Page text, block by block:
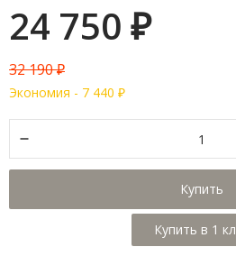
24 750 ₽
32 190₽
Экономия - 7 440 ₽
Купить